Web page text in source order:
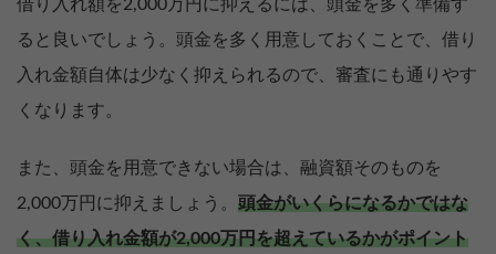
借り入れ額を2,000万円に抑えるには、頭金を多く準備す
ると良いでしょう。頭金を多く用意しておくことで、借り
入れ金額自体は少なく抑えられるので、審査にも通りやす
くなります。
また、頭金を用意できない場合は、融資額そのものを
2,000万円に抑えましょう。 頭金がいくらになるかではな
く、借り入れ金額が2,000万円を超えているかがポイント